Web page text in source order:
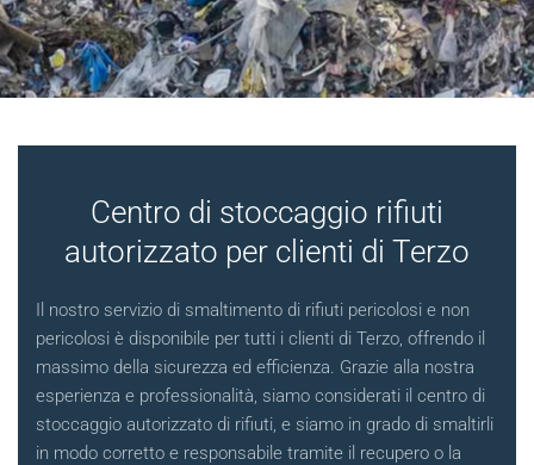
Centro di stoccaggio rifiuti
autorizzato per clienti di Terzo
Il nostro servizio di smaltimento di rifiuti pericolosi e non
pericolosi è disponibile per tutti i clienti di Terzo, offrendo il
massimo della sicurezza ed efficienza. Grazie alla nostra
esperienza e professionalità, siamo considerati il centro di
stoccaggio autorizzato di rifiuti, e siamo in grado di smaltirli
in modo corretto e responsabile tramite il recupero o la